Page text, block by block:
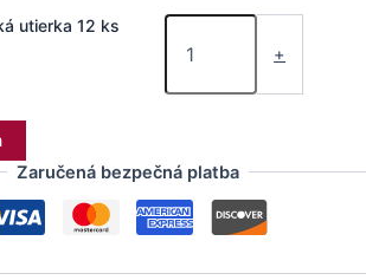
utierka 12 ks
+
Zaručená bezpečná platba